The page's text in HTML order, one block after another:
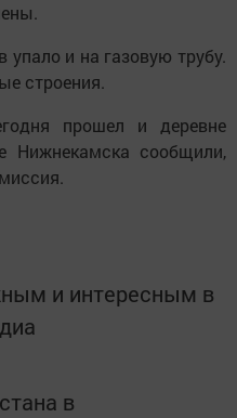
упало и на газовую трубу.
строения.
прошел и деревне
Нижнекамска сообщили,
и интересным в
в